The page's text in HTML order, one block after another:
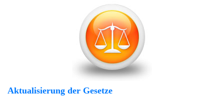
Aktualisierung der Gesetze